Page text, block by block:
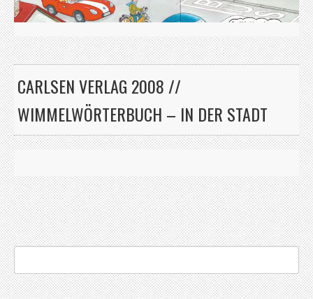
CARLSEN VERLAG 2008 //
WIMMELWÖRTERBUCH – IN DER STADT